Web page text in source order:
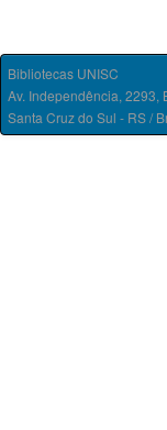
Bibliotecas UNISC
Av. Independência, 2293,
Santa Cruz do Sul - RS /